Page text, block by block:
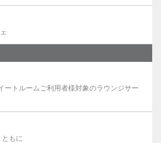
ートルームご利用者様対象のラウンジサー
もに